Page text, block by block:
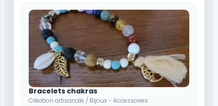
Bracelets chakras
Création artisanale / Bijoux - Accessoires